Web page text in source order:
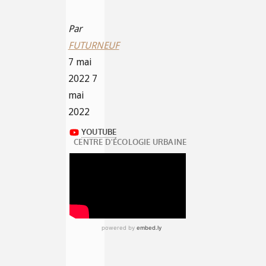
Par
FUTURNEUF
7 mai
2022 7
mai
2022